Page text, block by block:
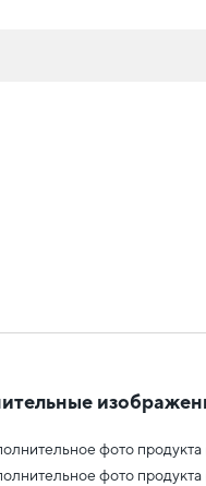
фото продукта
фото продукта